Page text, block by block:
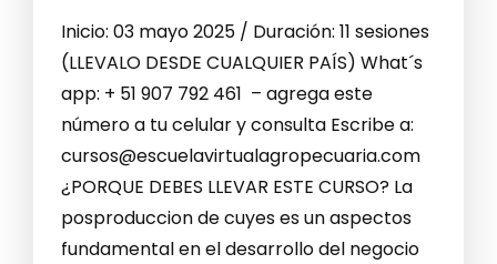
Inicio: 03 mayo 2025 / Duración: 11 sesiones
(LLEVALO DESDE CUALQUIER PAÍS) What´s
app: + 51 907 792 461 – agrega este
número a tu celular y consulta Escribe a:
cursos@escuelavirtualagropecuaria.com
¿PORQUE DEBES LLEVAR ESTE CURSO? La
posproduccion de cuyes es un aspectos
fundamental en el desarrollo del negocio